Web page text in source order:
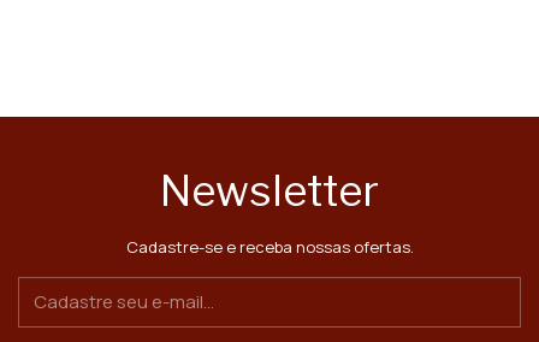
Newsletter
Cadastre-se e receba nossas ofertas.